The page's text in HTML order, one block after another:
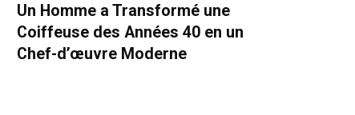
Un Homme a Transformé une
Coiffeuse des Années 40 en un
Chef-d’œuvre Moderne